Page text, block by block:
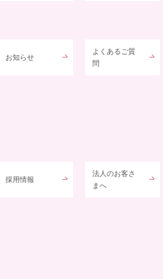
お知らせ
よくあるご質
問
採用情報
法人のお客さ
まへ